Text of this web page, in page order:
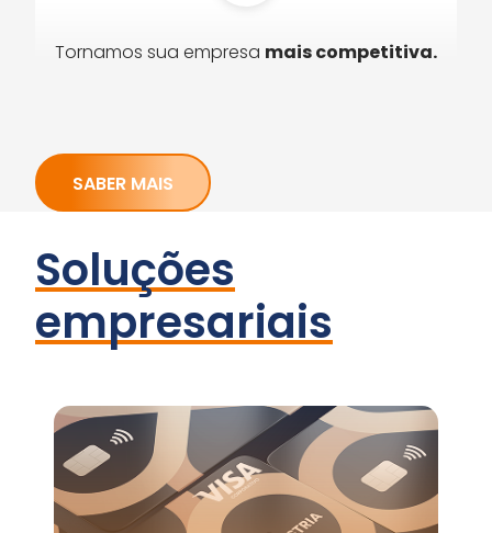
Tornamos sua empresa mais competitiva.
SABER MAIS
Soluções
empresariais